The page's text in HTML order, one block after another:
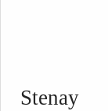
Stenay